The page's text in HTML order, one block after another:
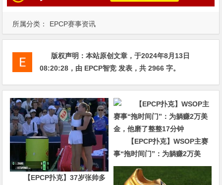
所属分类： EPCP赛事资讯
版权声明：本站原创文章，于2024年8月13日
08:20:28 ，由 EPCP智竞 发表，共 2966 字。
【EPCP扑克】37岁张帅多
【EPCP扑克】WSOP主赛
事“拖时间门”：为躺赚2万美
金，他磨了整整17分钟